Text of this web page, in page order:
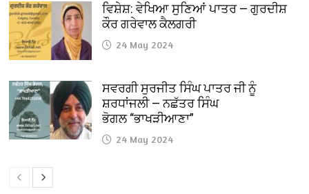
ਵਿਸ਼ੇਸ਼: ਵੇਖਿਆ ਸੁਣਿਆਂ ਪਾਤਰ — ਗੁਰਦੀਸ਼
ਕੌਰ ਗਰੇਵਾਲ ਕੈਲਗਰੀ
24 May 2024
ਸਵਰਗੀ ਸੁਰਜੀਤ ਸਿੰਘ ਪਾਤਰ ਜੀ ਨੂੰ
ਸ਼ਰਧਾਂਜਲੀ — ਨਛੱਤਰ ਸਿੰਘ
ਭੋਗਲ “ਭਾਖੜੀਆਣਾ”
24 May 2024